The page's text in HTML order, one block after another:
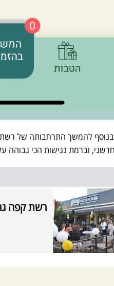
להמשך התרחבותה של
וברמת נגישות הכי גבוהה
רשת קפה גרג